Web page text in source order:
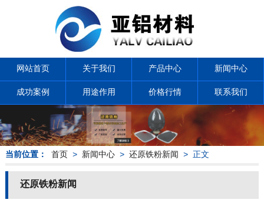
网站首页 关于我们 产品中心 新闻中心
成功案例 用途作用 价格行情 联系我们
当前位置： 首页 > 新闻中心> 还原铁粉新闻 > 正文
还原铁粉新闻